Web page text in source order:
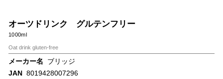
オーツドリンク グルテンフリー
1000ml
Oat drink gluten-free
メーカー名
ブリッジ
JAN 8019428007296